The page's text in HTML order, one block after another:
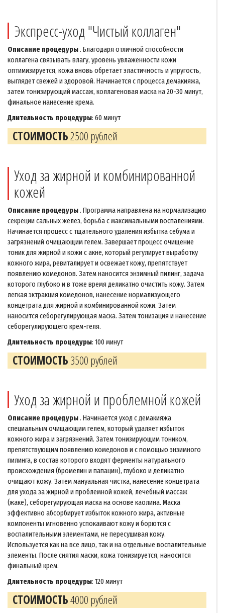
Экспресс-уход "Чистый коллаген"
Описание процедуры. Благодаря отличной способности
коллагена связывать влагу, уровень увлаженности кожи
оптимизируется, кожа вновь обретает эластичность и упругость,
выглядет свежей и здоровой. Начинается с процесса демакияжа,
затем тонизирующий массаж, коллагеновая маска на 20-30 минут,
финальное нанесение крема.
Длительность процедуры: 60 минут
СТОИМОСТЬ2500 рублей
Уход за жирной и комбинированной
кожей
Описание процедуры. Программа направлена на нормализацию
секреции сальных желез, борьба с максимальными воспалениями.
Начинается процесс с тщательного удаления избытка себума и
загрязнений очищающим гелем. Завершает процесс очищение
тоник для жирной и кожи с акне, который регулирует выработку
кожного жира, ревиталирует и освежает кожу, препятствует
появлению комедонов. Затем наносится энзимный пилинг, задача
которого глубоко и в тоже время деликатно очистить кожу. Затем
легкая эктракция комедонов, нанесение нормализующего
концетрата для жирной и комбинированной кожи. Затем
наносится себорегулирующая маска. Затем тонизация и нанесение
себорегулирующего крем-геля.
Длительность процедуры: 100 минут
СТОИМОСТЬ3500 рублей
Уход за жирной и проблемной кожей
Описание процедуры. Начинается уход с демакияжа
специальным очищающим гелем, который удаляет избыток
кожного жира и загрязнений. Затем тонизирующим тоником,
препятствующим появлению комедонов и с помощью энзимного
пилинга, в состав которого входят ферменты натурального
происхождения (бромелин и папацин), глубоко и деликатно
очищают кожу. Затем мануальная чистка, нанесение концетрата
для ухода за жирной и проблемной кожей, лечебный массаж
(жаке), себорегуирующая маска на основе каолина. Маска
эффективно абсорбирует избыток кожного жира, активные
компоненты мгновенно успокаивают кожу и борются с
воспалительными элементами, не пересушивая кожу.
Используется как на все лицо, так и на отдельные воспалительные
элементы. После снятия маски, кожа тонизируется, наносится
финальный крем.
Длительность процедуры: 120 минут
СТОИМОСТЬ4000 рублей